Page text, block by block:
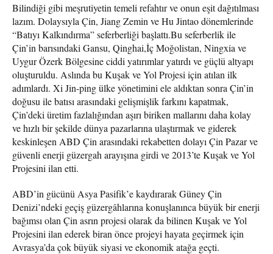
Bilindiği gibi meşrutiyetin temeli refahtır ve onun eşit dağıtılması
lazım. Dolaysıyla Çin, Jiang Zemin ve Hu Jintao dönemlerinde
“Batıyı Kalkındırma” seferberliği başlattı.Bu seferberlik ile
Çin’in barısındaki Gansu, Qinghai,İç Moğolistan, Ningxia ve
Uygur Özerk Bölgesine ciddi yatırımlar yatırdı ve güçlü altyapı
oluşturuldu. Aslında bu Kuşak ve Yol Projesi için atılan ilk
adımlardı. Xi Jin-ping ülke yönetimini ele aldıktan sonra Çin’in
doğusu ile batısı arasındaki gelişmişlik farkını kapatmak,
Çin’deki üretim fazlalığından aşırı biriken mallarını daha kolay
ve hızlı bir şekilde dünya pazarlarına ulaştırmak ve giderek
keskinleşen ABD Çin arasındaki rekabetten dolayı Çin Pazar ve
güvenli enerji güzergah arayışına girdi ve 2013’te Kuşak ve Yol
Projesini ilan etti.
ABD’in gücünü Asya Pasifik’e kaydırarak Güney Çin
Denizi’ndeki geçiş güzergâhlarına konuşlanınca büyük bir enerji
bağımsı olan Çin asrın projesi olarak da bilinen Kuşak ve Yol
Projesini ilan ederek biran önce projeyi hayata geçirmek için
Avrasya’da çok büyük siyasi ve ekonomik atağa geçti.